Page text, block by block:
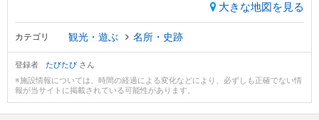
大きな地図を見る
カテゴリ 観光・遊ぶ 名所・史跡
登録者 たびたび さん
※施設情報については、時間の経過による変化などにより、必ずしも正確でない情
報が当サイトに掲載されている可能性があります。